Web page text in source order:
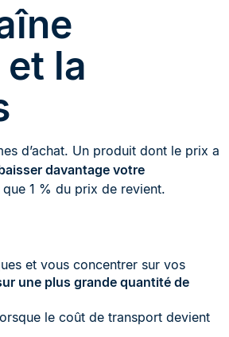
la
d’achat. Un produit dont le prix a
davantage votre
1 % du prix de revient.
et vous concentrer sur vos
une plus grande quantité de
le coût de transport devient